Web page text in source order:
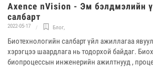
Axence nVision - Эм бэлдмэлийн
салбарт
2022-05-17 Блог,
Биотехнологийн салбарт үйл ажиллагаа
хэрэгцээ шаардлага нь тодорхой байдаг.
биопроцессын инженерийн ажилтнууд ,